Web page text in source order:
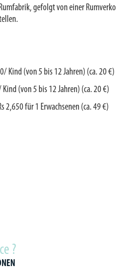
gefolgt von einer
Kind (von 5 bis 12 Jahren) (ca. 20€)
Kind (von 5 bis 12 Jahren) (ca.20 €)
2,650 für 1 Erwachsenen (ca. 49 €)
?